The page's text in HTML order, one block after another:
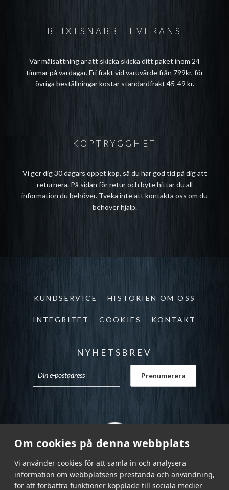
Om cookies på denna webbplats
Vi använder cookies för att samla in och analysera
information om webbplatsens prestanda och användning,
för att förbättra funktioner kopplade till sociala medier
BLIXTSNABB LEVERANS
Vår målsättning är att skicka skicka ditt paket inom 24
timmar på vardagar. Fri frakt vid varuvärde från 799kr, för
övriga beställningar kostar standardfrakt 45-49 kr.
KÖPTRYGGHET
Vi ger dig 30 dagars öppet köp, så du har god tid på dig att
returnera. På sidan förretur och bytehittar du all
information du behöver. Tveka inte att kontakta oss om du
behöver hjälp.
KUNDSERVICE HISTORIEN OM OSS
INTEGRITET COOKIES KONTAKT
NYHETSBREV